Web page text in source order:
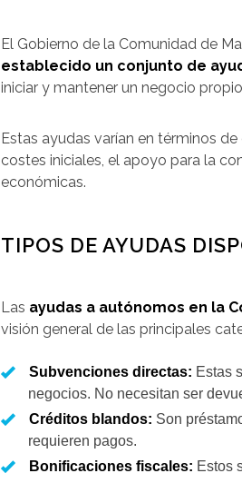
El Gobierno de la Comunidad de
establecido un conjunto de
iniciar y mantener un negocio
Estas ayudas varían en términos
costes iniciales, el apoyo para la
económicas.
TIPOS DE AYUDAS
Las ayudas a autónomos en la
visión general de las principales
Subvenciones directas: Estas
negocios. No necesitan ser
Créditos blandos: Son
requieren pagos.
Bonificaciones fiscales: Estos